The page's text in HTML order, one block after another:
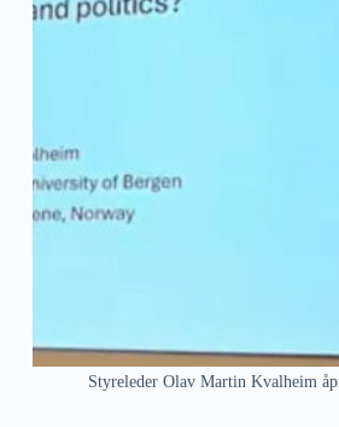
Styreleder Olav Martin Kvalheim